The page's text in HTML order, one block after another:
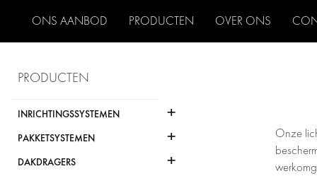
ONS AANBOD PRODUCTEN OVER ONS
PRODUCTEN
INRICHTINGSSYSTEMEN +
PAKKETSYSTEMEN +
DAKDRAGERS +
Onze